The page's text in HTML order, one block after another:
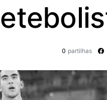
0 partilhas